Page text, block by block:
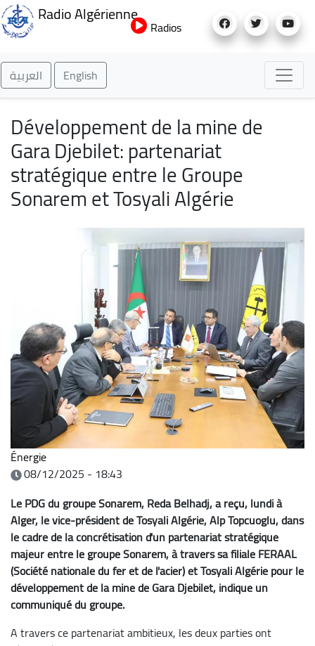
au
Radio Algérienne
Radios
العربية English
Développement de la mine de
Gara Djebilet: partenariat
stratégique entre le Groupe
Sonarem et Tosyali Algérie
Énergie
08/12/2025 - 18:43
Le PDG du groupe Sonarem, Reda Belhadj, a reçu, lundi à
Alger, le vice-président de Tosyali Algérie, Alp Topcuoglu, dans
le cadre de la concrétisation d'un partenariat stratégique
majeur entre le groupe Sonarem, à travers sa filiale FERAAL
(Société nationale du fer et de l'acier) et Tosyali Algérie pour le
développement de la mine de Gara Djebilet, indique un
communiqué du groupe.
A travers ce partenariat ambitieux, les deux parties ont